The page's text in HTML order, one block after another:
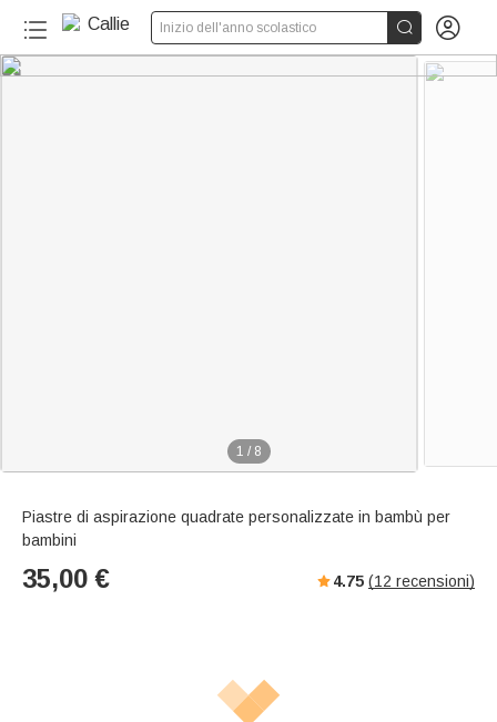
Inizio dell'anno scolastico  
1 / 8
Piastre di aspirazione quadrate personalizzate in bambù per
bambini
35,00 € 4.75 (12 recensioni)